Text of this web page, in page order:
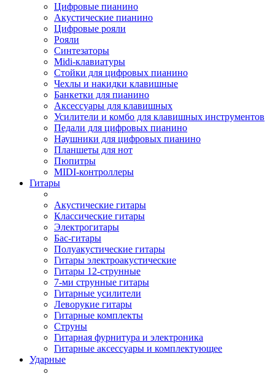
Цифровые пианино
Акустические пианино
Цифровые рояли
Рояли
Синтезаторы
Midi-клавиатуры
Стойки для цифровых пианино
Чехлы и накидки клавишные
Банкетки для пианино
Аксессуары для клавишных
Усилители и комбо для клавишных инструментов
Педали для цифровых пианино
Наушники для цифровых пианино
Планшеты для нот
Пюпитры
MIDI-контроллеры
Гитары
Акустические гитары
Классические гитары
Электрогитары
Бас-гитары
Полуакустические гитары
Гитары электроакустические
Гитары 12-струнные
7-ми струнные гитары
Гитарные усилители
Леворукие гитары
Гитарные комплекты
Струны
Гитарная фурнитура и электроника
Гитарные аксессуары и комплектующее
Ударные